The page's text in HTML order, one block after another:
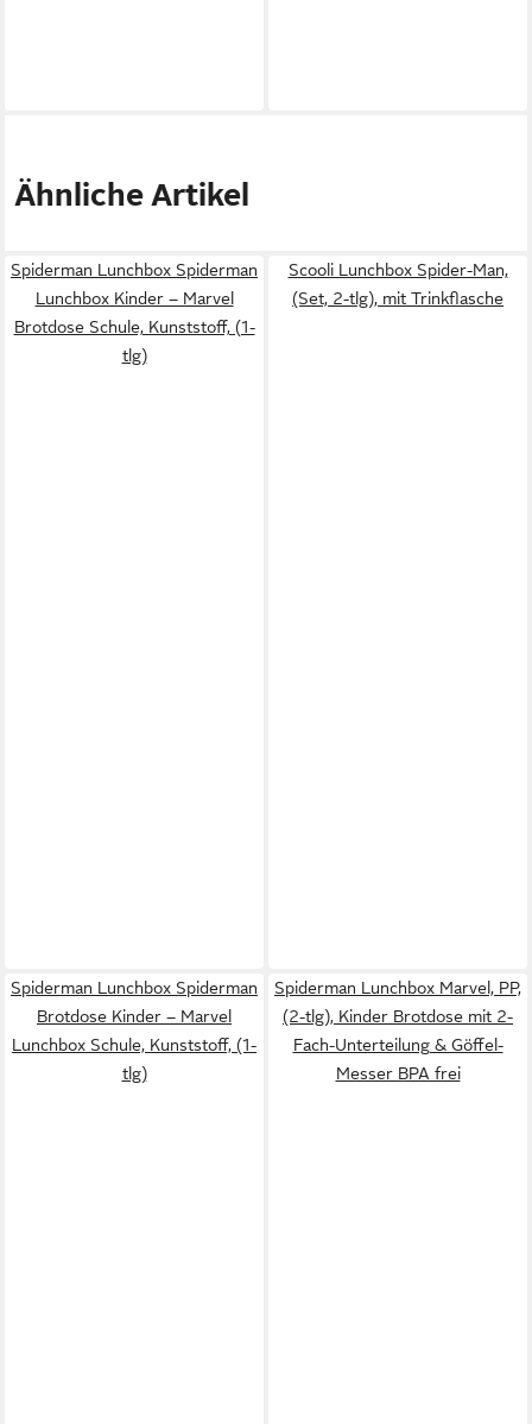
Ähnliche Artikel
Spiderman Lunchbox Spiderman
Lunchbox Kinder – Marvel
Brotdose Schule, Kunststoff, (1-
tlg)
Scooli Lunchbox Spider-Man,
(Set, 2-tlg), mit Trinkflasche
Spiderman Lunchbox Spiderman
Brotdose Kinder – Marvel
Lunchbox Schule, Kunststoff, (1-
tlg)
Spiderman Lunchbox Marvel, PP,
(2-tlg), Kinder Brotdose mit 2-
Fach-Unterteilung & Göffel-
Messer BPA frei